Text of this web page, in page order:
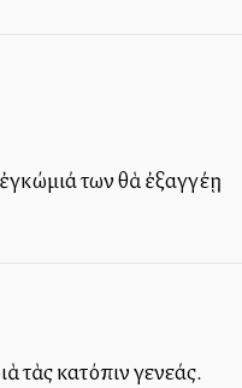
των θὰ ἐξαγγέλλῃ
τὰς κατόπιν γενεάς.